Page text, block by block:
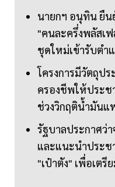
นายกฯ อนุทิน ยืน
"คนละครึ่งพลัสเ
ชุดใหม่เข้ารับตำ
โครงการมีวัตถุป
ครองชีพให้ประช
ช่วงวิกฤติน้ำมันแ
รัฐบาลประกาศว่
และแนะนำประ
"เป๋าตัง" เพื่อเต